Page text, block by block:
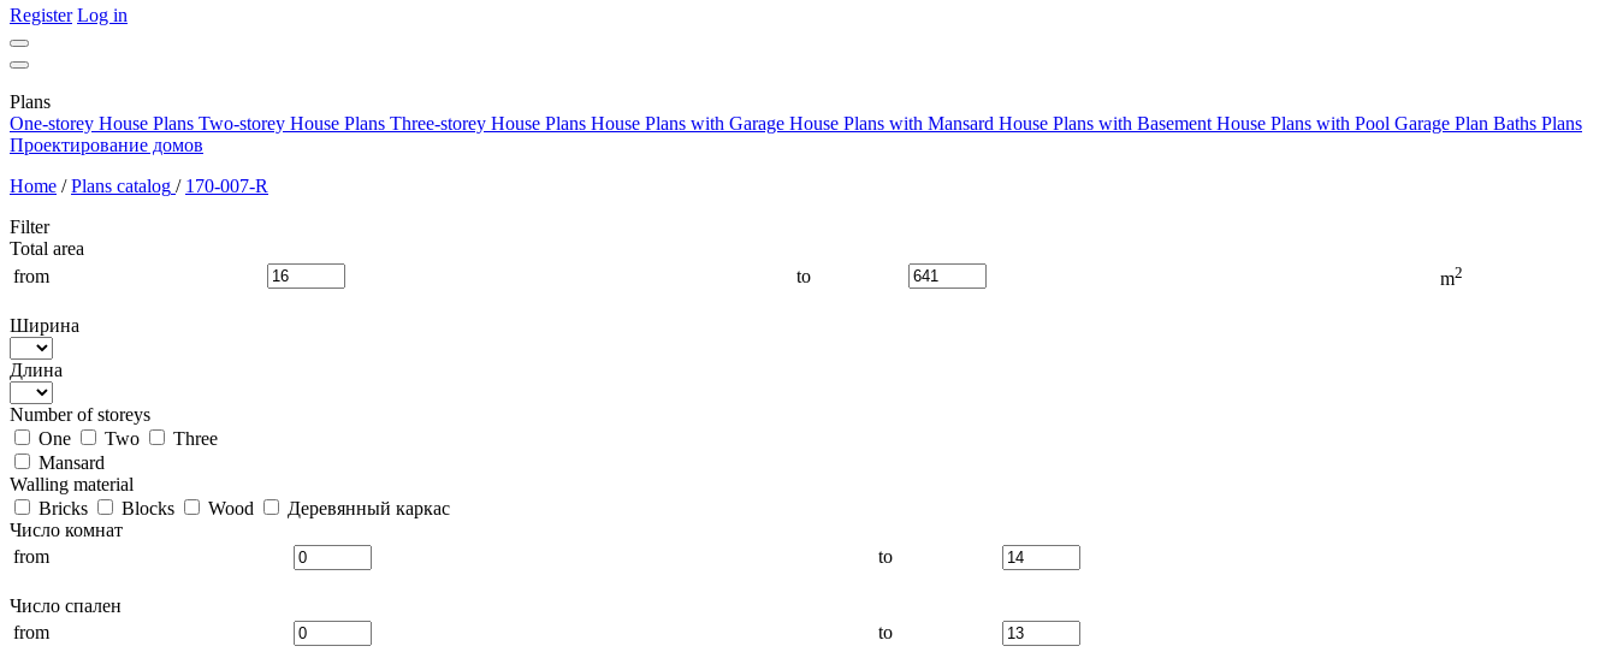
Register Log in
Plans
One-storey House Plans Two-storey House Plans Three-storey House Plans House Plans with Garage House Plans with Mansard House Plans with Basement House Plans with Pool Garage Plan Baths Plans
Проектирование домов
Home / Plans catalog / 170-007-R
Filter
Total area
from
to m2
Ширина
Длина
Number of storeys
One
Two
Three
Mansard
Walling material
Bricks
Blocks Wood
Деревянный каркас
Число комнат
from
to
Число спален
from
to